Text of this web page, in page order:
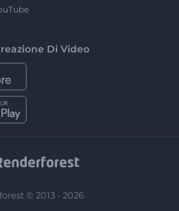
Di Video
© 2013 - 2026